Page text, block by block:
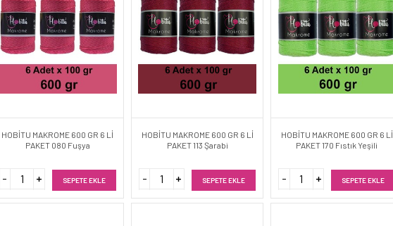
HOBİTU MAKROME 600 GR 6 Lİ
PAKET 080 Fuşya
SEPETE EKLE
HOBİTU MAKROME 600 GR 6 Lİ
PAKET 113 Şarabi
SEPETE EKLE
HOBİTU MAKROME 600 GR 6 Lİ
PAKET 170 Fıstık Yeşili
SEPETE EKLE